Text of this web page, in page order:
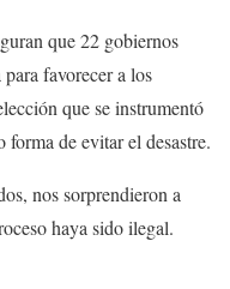
que 22 gobiernos
favorecer a los
que se instrumentó
de evitar el desastre.
nos sorprendieron a
haya sido ilegal.